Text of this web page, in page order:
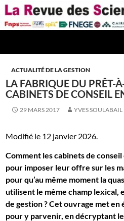
Aller
au
contenu
ACTUALITÉ DE LA GESTION
LA FABRIQUE DU PRÊT-
CABINETS DE CONSEIL
29 MARS 2017 YVES SOULABAIL
Modifié le 12 janvier 2026.
Comment les cabinets de
pour imposer leur offre sur les
pour qu’au même moment la
utilisent le même champ lexical,
de gestion ? Cet ouvrage met
pour y parvenir, en décryptant